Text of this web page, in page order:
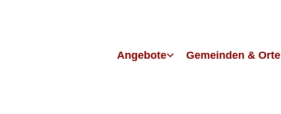
Angebote Gemeinden & Orte